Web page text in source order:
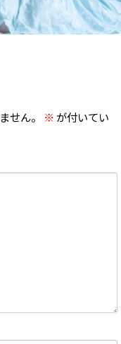
せん。 ※ が付いてい